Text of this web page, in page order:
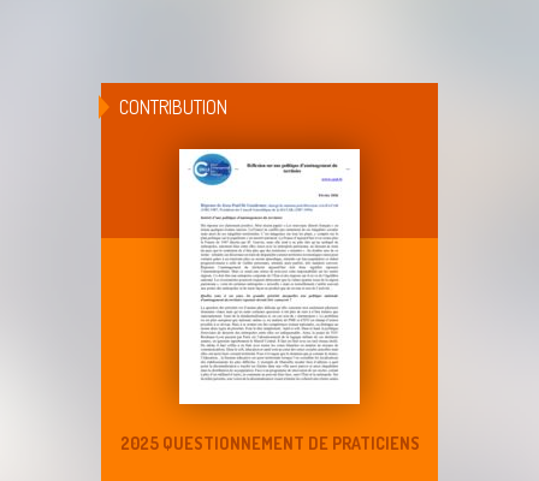
CONTRIBUTION
2025 QUESTIONNEMENT DE PRATICIENS